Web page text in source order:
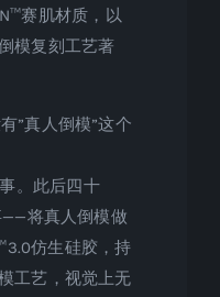
赛肌材质，以
模复刻工艺著
”真人倒模”这个
。此后四十
——将真人倒模做
仿生硅胶，持
工艺，视觉上无